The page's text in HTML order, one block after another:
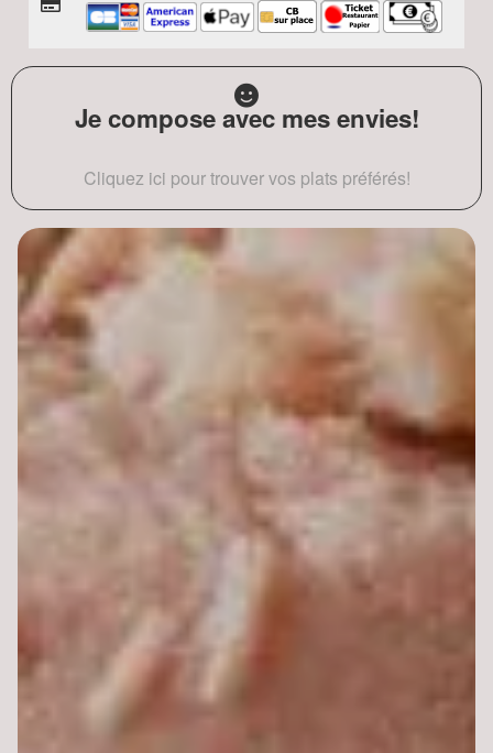
Je compose avec mes envies!
Cliquez ici pour trouver vos plats préférés!